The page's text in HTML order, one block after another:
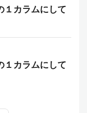
１カラムにして
１カラムにして